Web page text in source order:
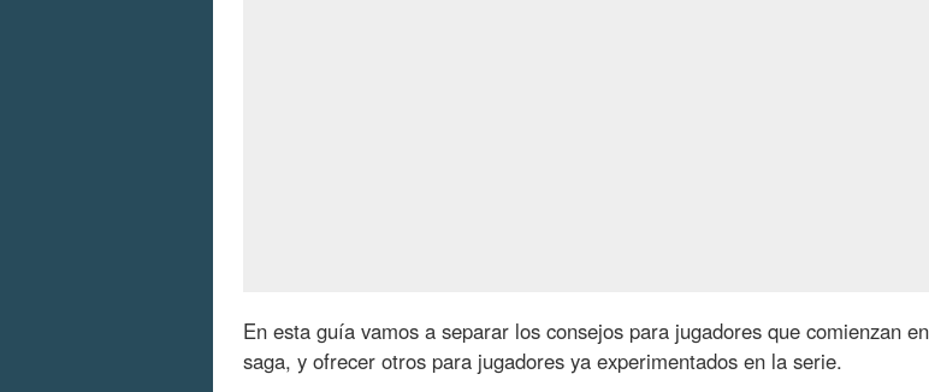
En esta guía vamos a separar los consejos para jugadores que comienzan
saga, y ofrecer otros para jugadores ya experimentados en la serie.